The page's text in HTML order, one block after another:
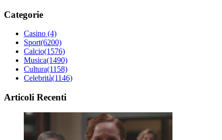
Categorie
Casino (4)
Sport(6200)
Calcio(1576)
Musica(1490)
Cultura(1158)
Celebrità(1146)
Articoli Recenti